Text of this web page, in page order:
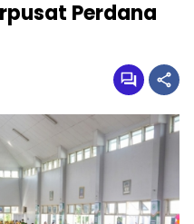
Perdana